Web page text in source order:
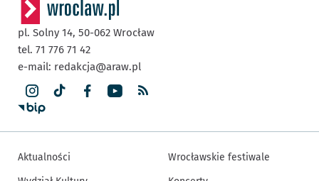
pl. Solny 14, 50-062 Wrocław
tel. 71 776 71 42
e-mail: redakcja@araw.pl
Aktualności
Wrocławskie festiwale